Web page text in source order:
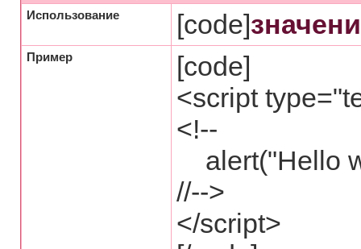
Использование [code]
Пример
[code]
<script
<!--
alert("Hello
//-->
</script>